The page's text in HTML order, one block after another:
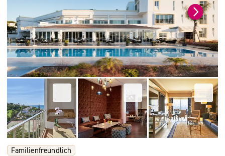
Familienfreundlich